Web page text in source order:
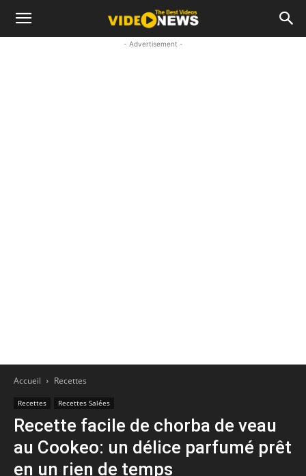
- Advertisement -
Accueil Recettes
Recettes Recettes Salées
Recette facile de chorba de veau
au Cookeo: un délice parfumé prêt
en un rien de temps